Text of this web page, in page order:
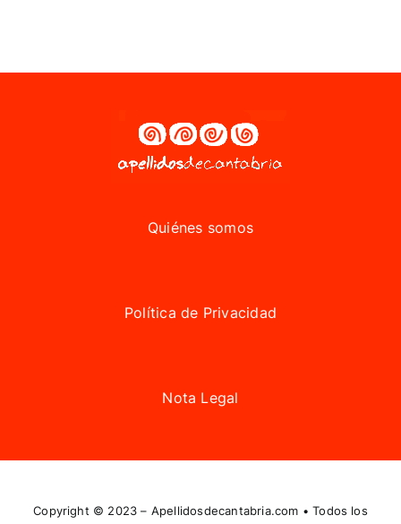
Quiénes somos
Política de Privacidad
Nota Legal
Copyright © 2023 – Apellidosdecantabria.com • Todos los